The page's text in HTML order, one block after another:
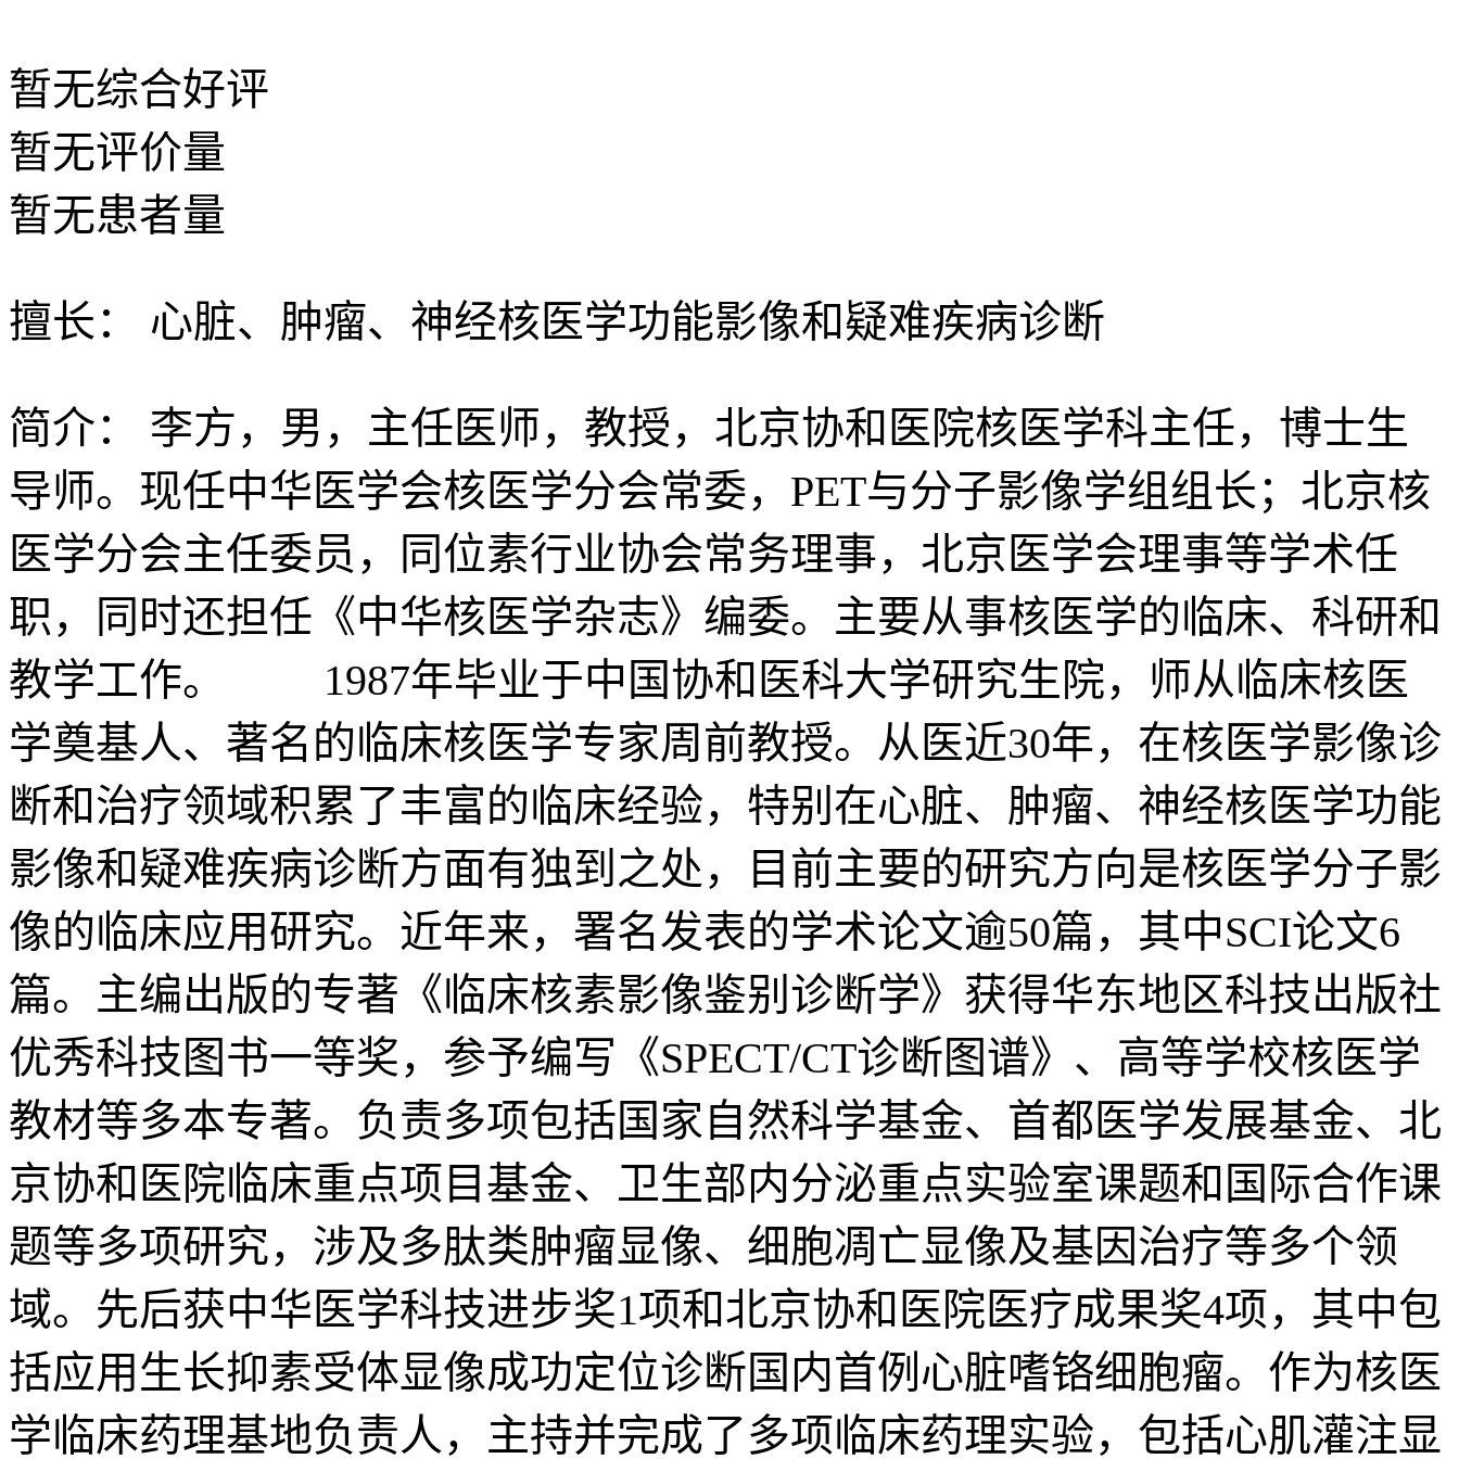
暂无综合好评
暂无评价量
暂无患者量
擅长： 心脏、肿瘤、神经核医学功能影像和疑难疾病诊断
简介：
李方，男，主任医师，教授，北京协和医院核医学科主任，博士生
导师。现任中华医学会核医学分会常委，PET与分子影像学组组长；北京核
医学分会主任委员，同位素行业协会常务理事，北京医学会理事等学术任
职，同时还担任《中华核医学杂志》编委。主要从事核医学的临床、科研和
教学工作。 1987年毕业于中国协和医科大学研究生院，师从临床核医
学奠基人、著名的临床核医学专家周前教授。从医近30年，在核医学影像诊
断和治疗领域积累了丰富的临床经验，特别在心脏、肿瘤、神经核医学功能
影像和疑难疾病诊断方面有独到之处，目前主要的研究方向是核医学分子影
像的临床应用研究。近年来，署名发表的学术论文逾50篇，其中SCI论文6
篇。主编出版的专著《临床核素影像鉴别诊断学》获得华东地区科技出版社
优秀科技图书一等奖，参予编写《SPECT/CT诊断图谱》、高等学校核医学
教材等多本专著。负责多项包括国家自然科学基金、首都医学发展基金、北
京协和医院临床重点项目基金、卫生部内分泌重点实验室课题和国际合作课
题等多项研究，涉及多肽类肿瘤显像、细胞凋亡显像及基因治疗等多个领
域。先后获中华医学科技进步奖1项和北京协和医院医疗成果奖4项，其中包
括应用生长抑素受体显像成功定位诊断国内首例心脏嗜铬细胞瘤。作为核医
学临床药理基地负责人，主持并完成了多项临床药理实验，包括心肌灌注显